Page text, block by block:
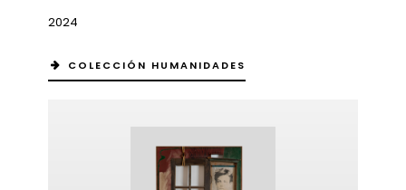
2024
COLECCIÓN HUMANIDADES